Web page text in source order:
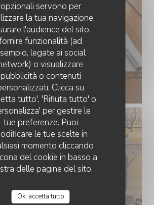
opzionali servono per
la tua navigazione,
l'audience del sito,
funzionalità (ad
legate ai social
o visualizzare
pubblicità o contenuti
Clicca su
tutto', 'Rifiuta tutto' o
per gestire le
tue preferenze. Puoi
le tue scelte in
momento cliccando
del cookie in basso a
delle pagine del sito.
Ok, accetta tutto
DU MIMOSA